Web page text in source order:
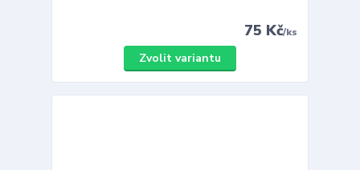
75 Kč/ks
Zvolit variantu